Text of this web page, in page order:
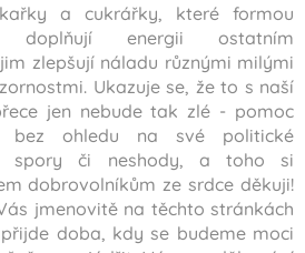
a cukrářky, které formou
doplňují energii ostatním
zlepšují náladu různými milými
Ukazuje se, že to s naší
jen nebude tak zlé - pomoc
bez ohledu na své politické
spory či neshody, a toho si
dobrovolníkům ze srdce děkuji!
jmenovitě na těchto stránkách
doba, kdy se budeme moci